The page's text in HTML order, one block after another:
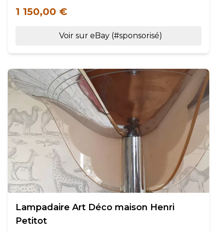
1 150,00 €
Voir sur eBay (#sponsorisé)
Lampadaire Art Déco maison Henri
Petitot